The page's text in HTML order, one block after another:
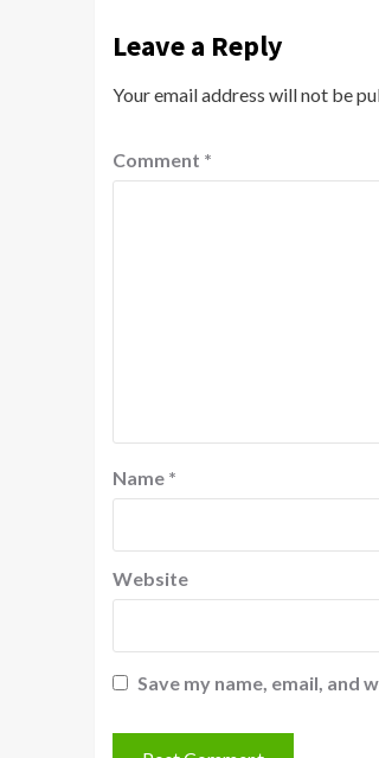
Leave a Reply
Your email address will not be
Comment *
Name *
Website
Save my name, email, and